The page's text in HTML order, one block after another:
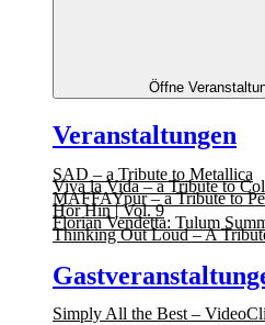
Öffne
Veranstaltungen
SAD – a Tribute to Metallica
Viva la Vida – a Tribute to
MAFFAYpur – a Tribute to
Hör Hin | Vol. 9
Florian Vendetta: Tulum
Thinking Out Loud – A
Simply All the Best –